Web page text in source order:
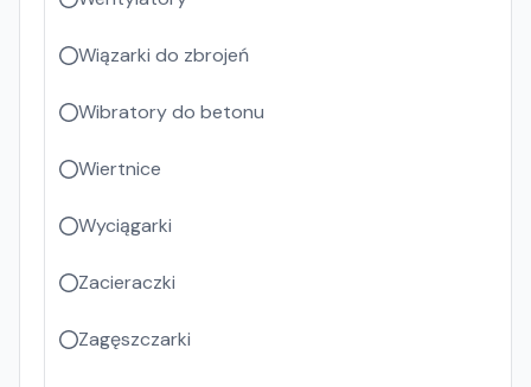
Wiązarki do zbrojeń
Wibratory do betonu
Wiertnice
Wyciągarki
Zacieraczki
Zagęszczarki